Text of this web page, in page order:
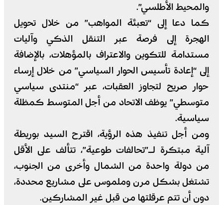
والمحيط الأطلسي”.
كما دعا إلى “تعبئة المواهب” من خلال تحويل
الهجرة إلى فرصة عبر التنقل الذكي وآليات
مستدامة للتكوين والاعتراف بالمؤهلات، بالإضافة
إلى “إعادة تأسيس الحوار السياسي” من خلال إرساء
حوار صريح لتجاوز العقبات، عبر “منتدى سياسي
متوسطي” يوظف الاتحاد من أجل المتوسط كمظلة
سياسية.
ومن أجل تنفيذ هذه الرؤية، اقترح السيد بوريطة
آلية مبتكرة لـ”تحالفات طوعية”، تتألف على الأقل
من دولة واحدة من الشمال وأخرى من الجنوب،
تشتغل بشكل مرن وملموس على مشاريع محددة،
دون أن تتم عرقلتها من قبل غير المشاركين.